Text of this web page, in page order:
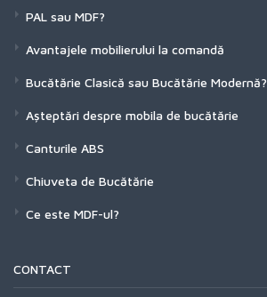
PAL sau MDF?
Avantajele mobilierului la comandă
Bucătărie Clasică sau Bucătărie Modernă?
Așteptări despre mobila de bucătărie
Canturile ABS
Chiuveta de Bucătărie
Ce este MDF-ul?
CONTACT